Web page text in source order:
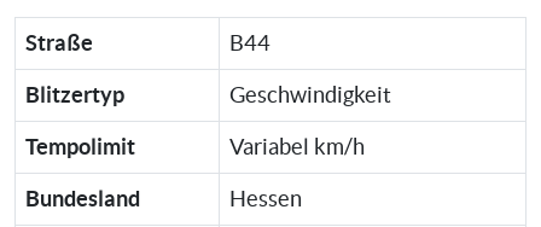
Straße B44
Blitzertyp Geschwindigkeit
Tempolimit Variabel km/h
Bundesland Hessen